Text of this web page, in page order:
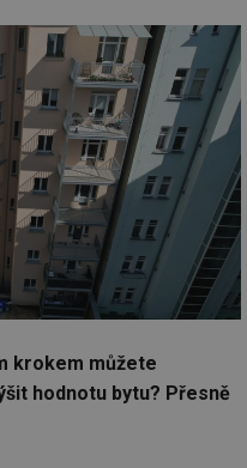
krokem můžete
hodnotu bytu? Přesně